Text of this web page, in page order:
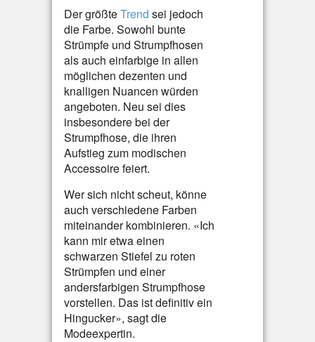
Der größteTrend sei jedoch
die Farbe. Sowohl bunte
Strümpfe und Strumpfhosen
als auch einfarbige in allen
möglichen dezenten und
knalligen Nuancen würden
angeboten. Neu sei dies
insbesondere bei der
Strumpfhose, die ihren
Aufstieg zum modischen
Accessoire feiert.
Wer sich nicht scheut, könne
auch verschiedene Farben
miteinander kombinieren. «Ich
kann mir etwa einen
schwarzen Stiefel zu roten
Strümpfen und einer
andersfarbigen Strumpfhose
vorstellen. Das ist definitiv ein
Hingucker», sagt die
Modeexpertin.